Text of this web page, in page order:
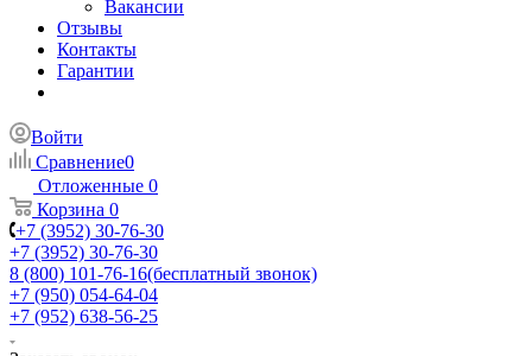
Вакансии
Отзывы
Контакты
Гарантии
Войти
Сравнение0
Отложенные 0
Корзина 0
+7 (3952) 30-76-30
+7 (3952) 30-76-30
8 (800) 101-76-16(бесплатный звонок)
+7 (950) 054-64-04
+7 (952) 638-56-25